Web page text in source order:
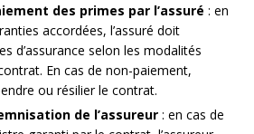
des primes par l’assuré : en
accordées, l’assuré doit
d’assurance selon les modalités
En cas de non-paiement,
ou résilier le contrat.
de l’assureur : en cas de